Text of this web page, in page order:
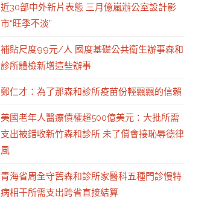
近30部中外新片表態 三月億嵐辦公室設計影
市“旺季不淡”
補貼尺度99元/人 國度基礎公共衛生辦事森和
診所體檢新增這些辦事
鄭仁才：為了那森和診所疫苗份輕飄飄的信賴
美國老年人醫療債權超500億美元：大批所需
支出被錯收新竹森和診所 未了償會接恥辱德律
風
青海省周全守舊森和診所家醫科五種門診慢特
病相干所需支出跨省直接結算